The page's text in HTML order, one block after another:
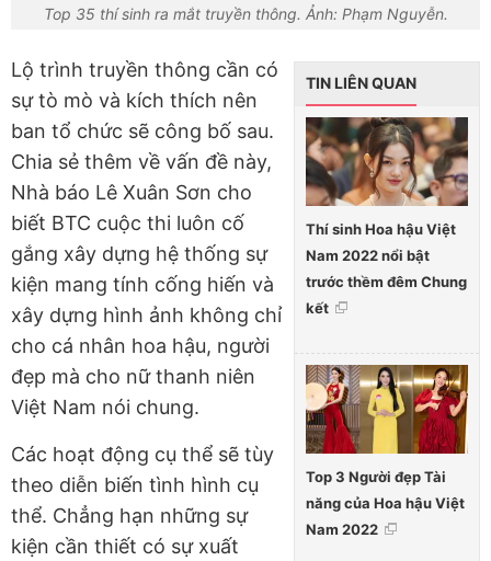
Top 35 thí sinh ra mắt truyền thông. Ảnh: Phạm Nguyễn.
TIN LIÊN QUAN
Thí sinh Hoa hậu Việt
Nam 2022 nổi bật
trước thềm đêm Chung
kết
Top 3 Người đẹp Tài
năng của Hoa hậu Việt
Nam 2022
Lộ trình truyền thông cần có
sự tò mò và kích thích nên
ban tổ chức sẽ công bố sau.
Chia sẻ thêm về vấn đề này,
Nhà báo Lê Xuân Sơn cho
biết BTC cuộc thi luôn cố
gắng xây dựng hệ thống sự
kiện mang tính cống hiến và
xây dựng hình ảnh không chỉ
cho cá nhân hoa hậu, người
đẹp mà cho nữ thanh niên
Việt Nam nói chung.
Các hoạt động cụ thể sẽ tùy
theo diễn biến tình hình cụ
thể. Chẳng hạn những sự
kiện cần thiết có sự xuất